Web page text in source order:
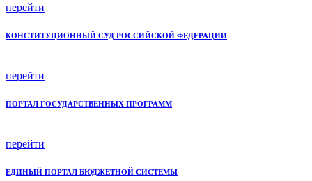
перейти
КОНСТИТУЦИОННЫЙ СУД РОССИЙСКОЙ ФЕДЕРАЦИИ
перейти
ПОРТАЛ ГОСУДАРСТВЕННЫХ ПРОГРАММ
перейти
ЕДИНЫЙ ПОРТАЛ БЮДЖЕТНОЙ СИСТЕМЫ